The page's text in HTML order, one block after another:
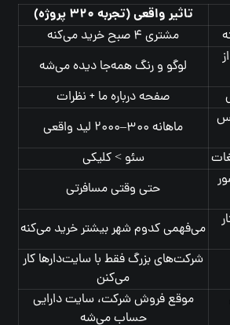
تاثیر واقعی (تجربه ۳۲۰ پروژه)
مشتری ۴ صبح خرید می‌کنه
لوگو و رنگ همه‌جا دیده می‌شه
صفحه درباره ما + نظرات
ماهانه ۳۰۰–۲۰۰۰ لید واقعی
سئو > کلیکی
حتی وقتی مسافرتی
می‌فهمی کدوم شهر بیشتر خرید می‌کنه
شرکت‌های بزرگ فقط با سایت‌دارها کار
می‌کنن
موقع فروش شرکت، سایت دارایی
حساب می‌شه